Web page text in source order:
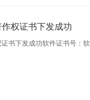
权证书下发成功
书下发成功软件证书号：